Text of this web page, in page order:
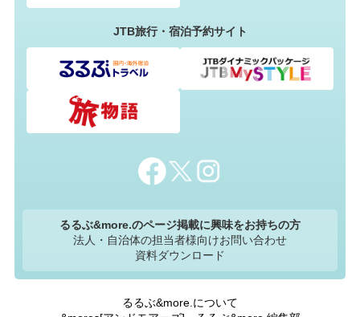
JTB旅行・宿泊予約サイト
るるぶ&more.のページ掲載に興味をお持ちの方
法人・自治体の担当者様向けお問い合わせ
資料ダウンロード
るるぶ&more.について